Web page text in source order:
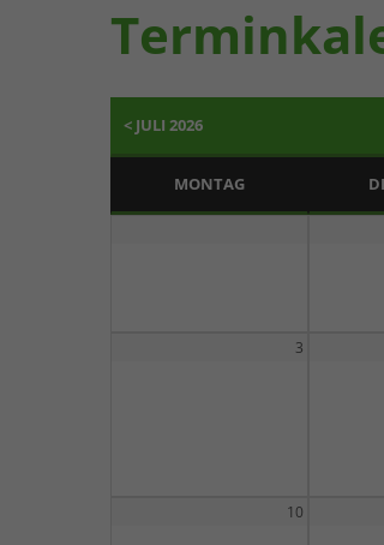
< JULI 2026
MONTAG
3
10